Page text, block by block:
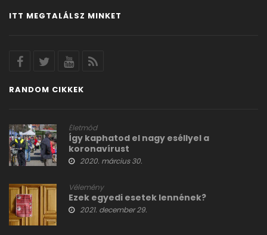
ITT MEGTALÁLSZ MINKET
RANDOM CIKKEK
Életmód
Így kaphatod el nagy eséllyel a
koronavírust
2020. március 30.
Vélemény
Ezek egyedi esetek lennének?
2021. december 29.